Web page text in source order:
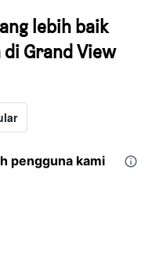
lebih baik
Grand View
pengguna kami